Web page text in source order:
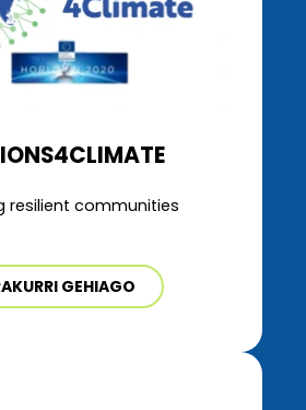
resilient communities
GEHIAGO